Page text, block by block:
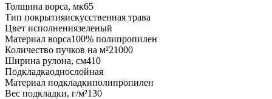
Толщина ворса, мк65
Тип покрытияискусственная трава
Цвет исполнениязеленый
Материал ворса100% полипропилен
Количество пучков на м²21000
Ширина рулона, см410
Подкладкаоднослойная
Материал подкладкиполипропилен
Вес подкладки, г/м²130